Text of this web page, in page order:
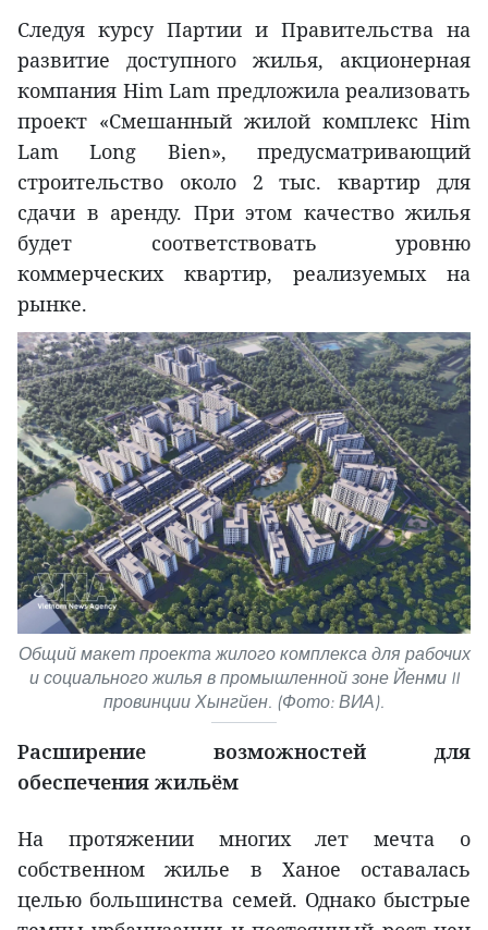
Следуя курсу Партии и Правительства на
развитие доступного жилья, акционерная
компания Him Lam предложила реализовать
проект «Смешанный жилой комплекс Him
Lam Long Bien», предусматривающий
строительство около 2 тыс. квартир для
сдачи в аренду. При этом качество жилья
будет соответствовать уровню
коммерческих квартир, реализуемых на
рынке.
Общий макет проекта жилого комплекса для рабочих
и социального жилья в промышленной зоне Йенми II
провинции Хынгйен. (Фото: ВИА).
Расширение возможностей для
обеспечения жильём
На протяжении многих лет мечта о
собственном жилье в Ханое оставалась
целью большинства семей. Однако быстрые